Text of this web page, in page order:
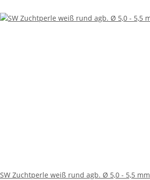
SW Zuchtperle weiß rund agb. Ø 5,0 - 5,5 mm